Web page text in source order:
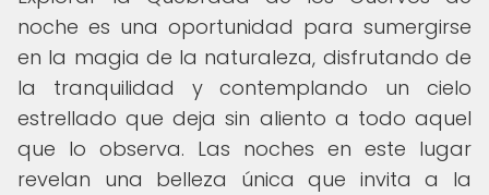
noche es una oportunidad para sumergirse
en la magia de la naturaleza, disfrutando de
la tranquilidad y contemplando un cielo
estrellado que deja sin aliento a todo aquel
que lo observa. Las noches en este lugar
revelan una belleza única que invita a la